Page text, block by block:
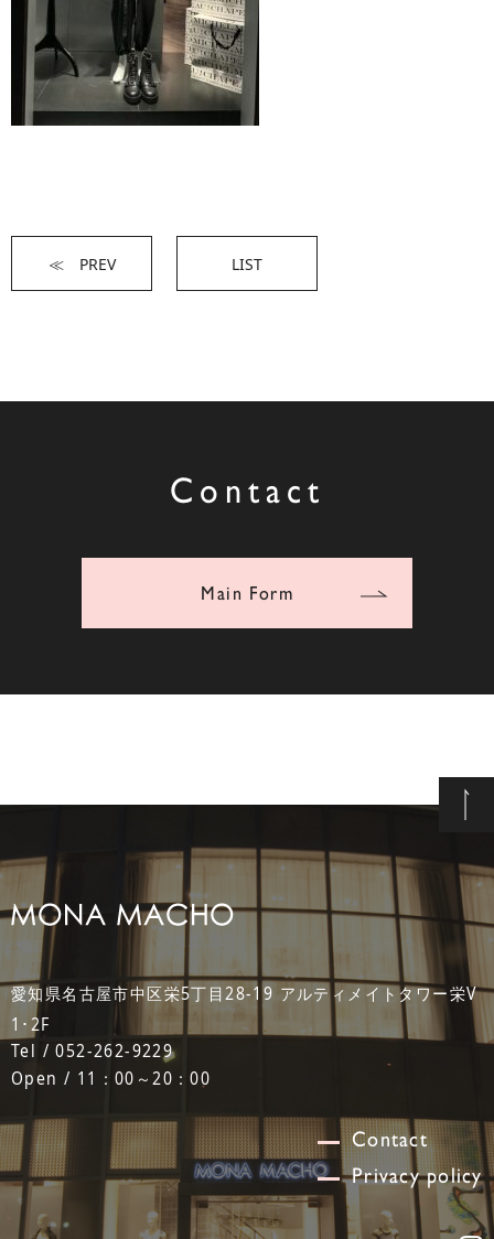
≪ PREV LIST
Contact
Main Form
愛知県名古屋市中区栄5丁目28-19 アルティメイトタワー栄V
1･2F
Tel / 052-262-9229
Open / 11：00～20：00
Contact
Privacy policy